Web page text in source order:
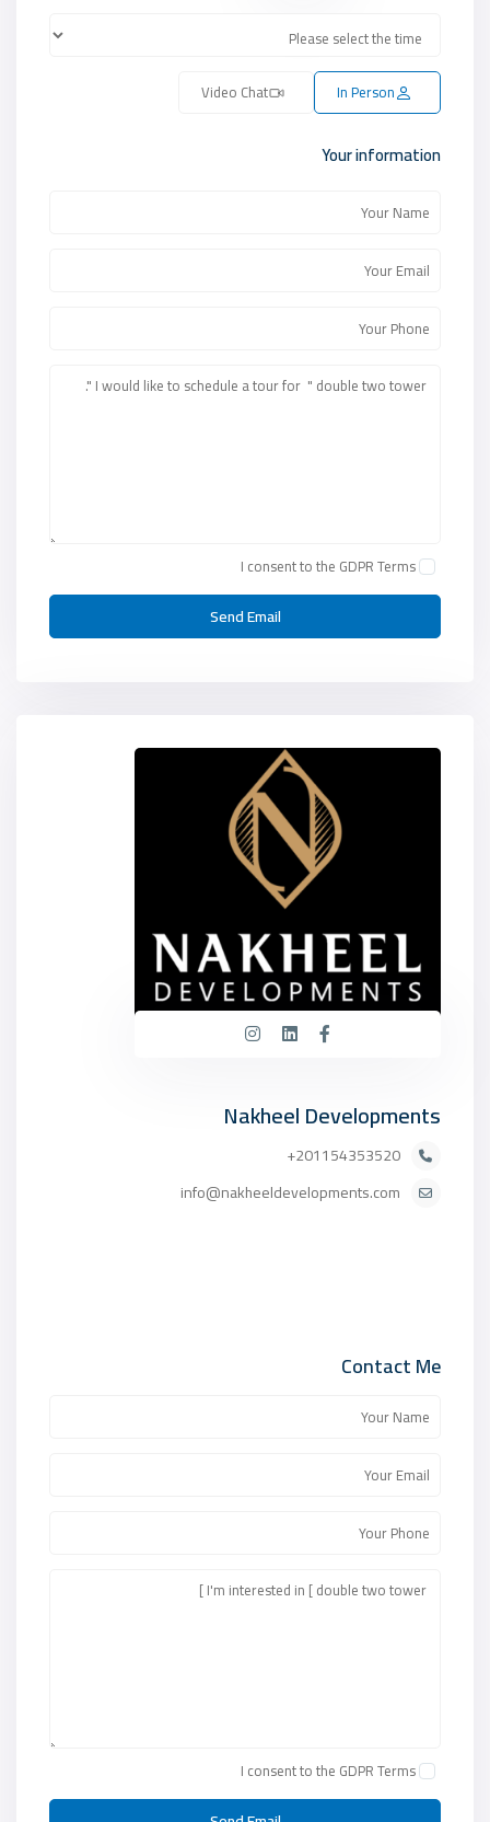
In Person
Video Chat
Your information
I consent to the GDPR Terms
Nakheel Developments
201154353520+
info@nakheeldevelopments.com
Contact Me
I consent to the GDPR Terms